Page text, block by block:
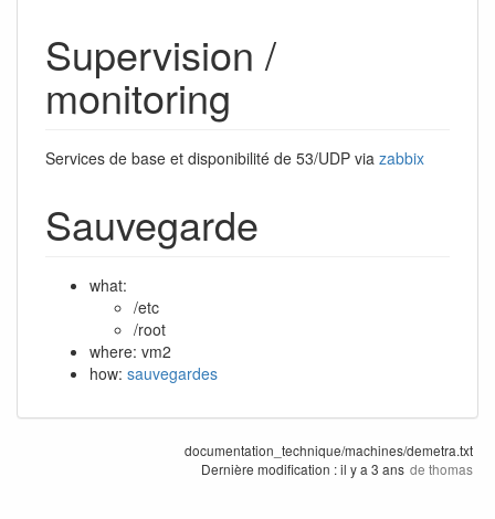
Supervision /
monitoring
Services de base et disponibilité de 53/UDP via zabbix
Sauvegarde
what:
/etc
/root
where: vm2
how: sauvegardes
documentation_technique/machines/demetra.txt
Dernière modification :il y a 3 ans de thomas